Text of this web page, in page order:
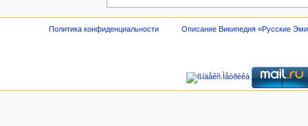
Политика конфиденциальности Описание Википедия «Русские